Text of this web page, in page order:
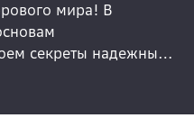
мира! В
секреты надежных
И все это - через